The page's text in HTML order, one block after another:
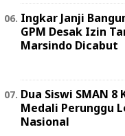
Ingkar Janji
GPM Desak Izin
Marsindo Dicabut
Dua Siswi SMAN
Medali Perunggu
Nasional